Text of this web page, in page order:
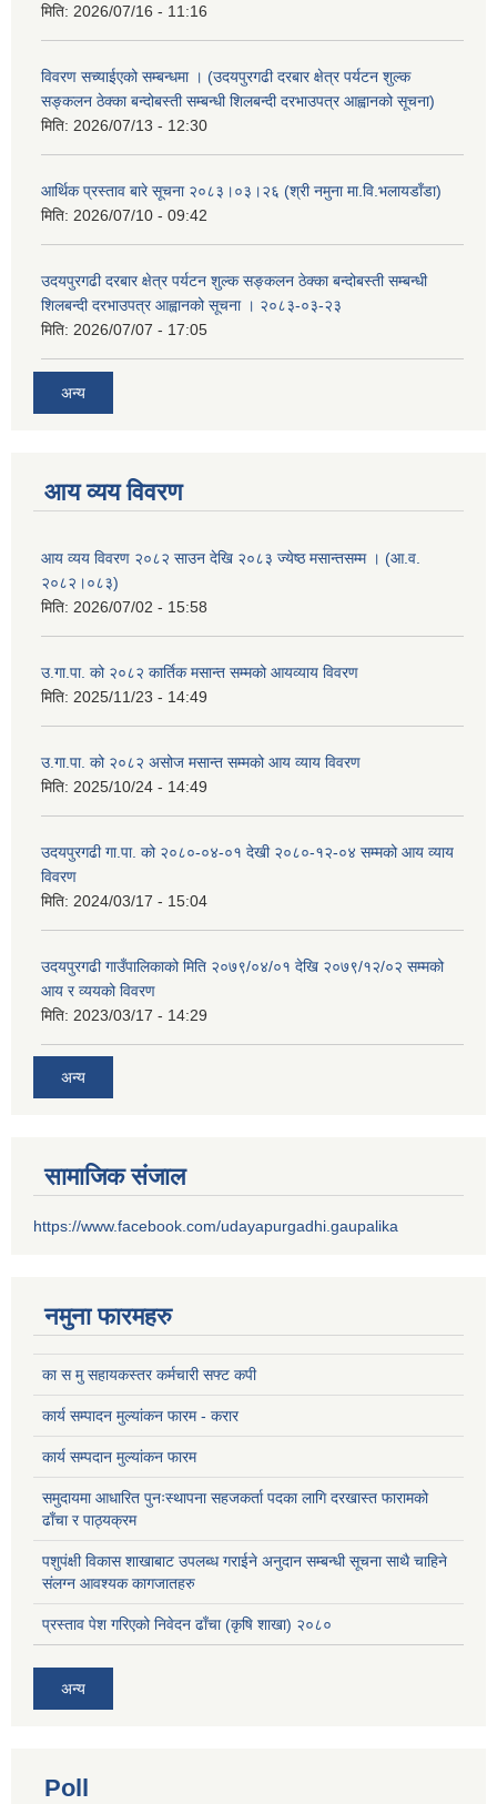
मिति: 2026/07/16 - 11:16
विवरण सच्याईएको सम्बन्धमा । (उदयपुरगढी दरबार क्षेत्र पर्यटन शुल्क
सङ्कलन ठेक्का बन्दोबस्ती सम्बन्धी शिलबन्दी दरभाउपत्र आह्वानको सूचना)
मिति: 2026/07/13 - 12:30
आर्थिक प्रस्ताव बारे सूचना २०८३।०३।२६ (श्री नमुना मा.वि.भलायडाँडा)
मिति: 2026/07/10 - 09:42
उदयपुरगढी दरबार क्षेत्र पर्यटन शुल्क सङ्कलन ठेक्का बन्दोबस्ती सम्बन्धी
शिलबन्दी दरभाउपत्र आह्वानको सूचना । २०८३-०३-२३
मिति: 2026/07/07 - 17:05
अन्य
आय व्यय विवरण
आय व्यय विवरण २०८२ साउन देखि २०८३ ज्येष्ठ मसान्तसम्म । (आ.व.
२०८२।०८३)
मिति: 2026/07/02 - 15:58
उ.गा.पा. को २०८२ कार्तिक मसान्त सम्मको आयव्याय विवरण
मिति: 2025/11/23 - 14:49
उ.गा.पा. को २०८२ असोज मसान्त सम्मको आय व्याय विवरण
मिति: 2025/10/24 - 14:49
उदयपुरगढी गा.पा. को २०८०-०४-०१ देखी २०८०-१२-०४ सम्मको आय व्याय
विवरण
मिति: 2024/03/17 - 15:04
उदयपुरगढी गाउँपालिकाको मिति २०७९/०४/०१ देखि २०७९/१२/०२ सम्मको
आय र व्ययको विवरण
मिति: 2023/03/17 - 14:29
अन्य
सामाजिक संजाल
https://www.facebook.com/udayapurgadhi.gaupalika
नमुना फारमहरु
का स मु सहायकस्तर कर्मचारी सफ्ट कपी
कार्य सम्पादन मुल्यांकन फारम - करार
कार्य सम्पदान मुल्यांकन फारम
समुदायमा आधारित पुनःस्थापना सहजकर्ता पदका लागि दरखास्त फारामको
ढाँचा र पाठ्यक्रम
पशुपंक्षी विकास शाखाबाट उपलब्ध गराईने अनुदान सम्बन्धी सूचना साथै चाहिने
संलग्न आवश्यक कागजातहरु
प्रस्ताव पेश गरिएको निवेदन ढाँचा (कृषि शाखा) २०८०
अन्य
Poll